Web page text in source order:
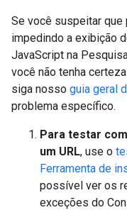
Se você suspeitar
impedindo a exibição
JavaScript na
você não tenha
siga nosso guia geral
problema específico.
Para testar
um URL, use o
Ferramenta de
possível ver os
exceções do